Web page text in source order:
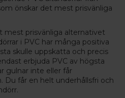
önskar det mest prisvänliga
mest prisvänliga alternativet
i PVC har många positiva
skulle uppskatta och precis
erbjuda PVC av högsta
gulnar inte eller får
Du får en helt underhållsfri och